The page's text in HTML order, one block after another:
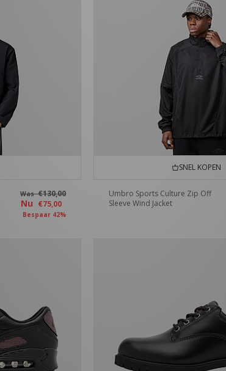
Was€130,00
Nu €75,00
Bespaar 42%
SNEL KOPEN
Umbro Sports Culture Zip Off
Sleeve Wind Jacket